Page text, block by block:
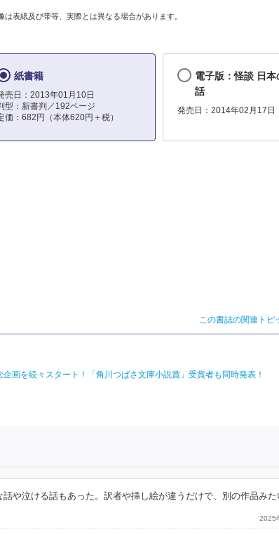
は表紙及び帯等、実際とは異なる場合があります。
紙書籍
売日：2013年01月10日
型：新書判／192ページ
価：682円（本体620円＋税）
電子版：怪談 日本
話
発売日：2014年02月17日
この書誌の関連トピ
を続々スタート！「角川つばさ文庫小説賞」受賞者も同時発表！
や泣ける話もあった。訳者や挿し絵が違うだけで、別の作品みた
2025